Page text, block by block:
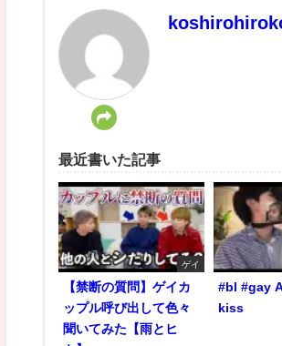
最近書いた記事
ゲイ
【禁断の質問】ゲイカ
ップル呼び出して色々
聞いてみた【雨とヒ
#bl #gay
kiss